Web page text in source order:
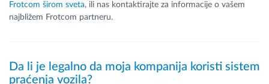
Frotcom širom sveta, ili nas kontaktirajte za informacije o vašem
najbližem Frotcom partneru.
Da li je legalno da moja kompanija koristi sistem
praćenja vozila?